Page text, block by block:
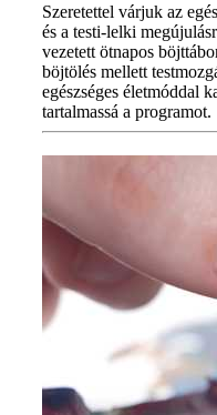
Szeretettel várjuk az
és a testi-lelki
vezetett ötnapos
böjtölés mellett
egészséges életmóddal
tartalmassá a programot.